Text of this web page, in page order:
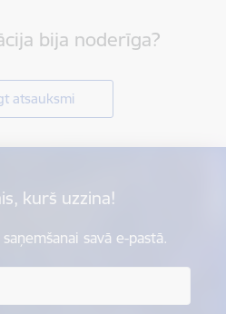
bija noderīga?
atsauksmi
kurš uzzina!
savā e-pastā.